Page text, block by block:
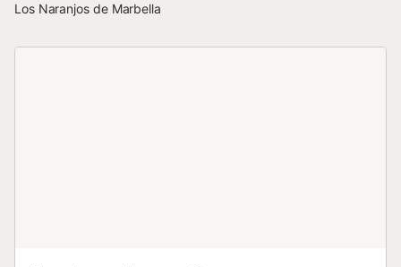
Los Naranjos de Marbella